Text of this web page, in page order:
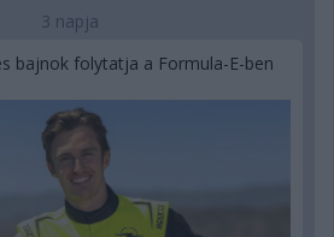
3 napja
bajnok folytatja a Formula-E-ben